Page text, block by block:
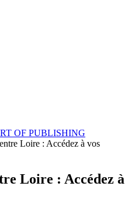
OF PUBLISHING
Loire : Accédez à vos
Loire : Accédez à